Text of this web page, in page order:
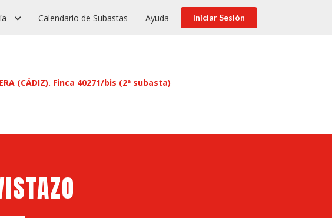
Calendario de Subastas Ayuda Iniciar Sesión
(CÁDIZ). Finca 40271/bis (2ª subasta)